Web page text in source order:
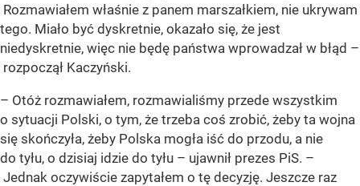
Rozmawiałem właśnie z panem marszałkiem, nie ukrywam
tego. Miało być dyskretnie, okazało się, że jest
niedyskretnie, więc nie będę państwa wprowadzał w błąd –
rozpoczął Kaczyński.
– Otóż rozmawiałem, rozmawialiśmy przede wszystkim
o sytuacji Polski, o tym, że trzeba coś zrobić, żeby ta wojna
się skończyła, żeby Polska mogła iść do przodu, a nie
do tyłu, o dzisiaj idzie do tyłu – ujawnił prezes PiS. –
Jednak oczywiście zapytałem o tę decyzję. Jeszcze raz